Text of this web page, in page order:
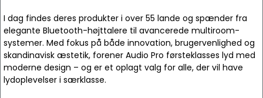
I dag findes deres produkter i over 55 lande og spænder fra
elegante Bluetooth-højttalere til avancerede multiroom-
systemer. Med fokus på både innovation, brugervenlighed og
skandinavisk æstetik, forener Audio Pro førsteklasses lyd med
moderne design – og er et oplagt valg for alle, der vil have
lydoplevelser i særklasse.